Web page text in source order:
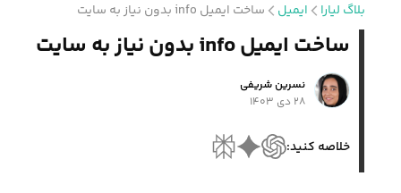
بلاگ لیارا ایمیل ساخت ایمیل info بدون نیاز به سایت
ساخت ایمیل info بدون نیاز به سایت
نسرین شریفی
۲۸ دی ۱۴۰۳
خلاصه کنید: